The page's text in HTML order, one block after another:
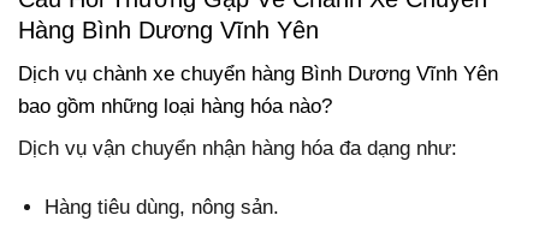
Hàng Bình Dương Vĩnh Yên
Dịch vụ chành xe chuyển hàng Bình Dương Vĩnh Yên
bao gồm những loại hàng hóa nào?
Dịch vụ vận chuyển nhận hàng hóa đa dạng như:
Hàng tiêu dùng, nông sản.